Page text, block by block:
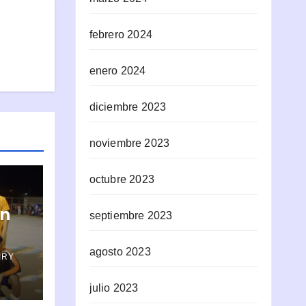
febrero 2024
enero 2024
diciembre 2023
noviembre 2023
octubre 2023
septiembre 2023
agosto 2023
julio 2023